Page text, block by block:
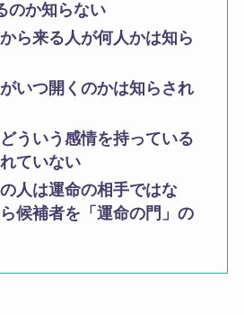
のか知らない
から来る人が何人かは知ら
がいつ開くのかは知らされ
ういう感情を持っている
ていない
人は運命の相手ではな
候補者を「運命の門」の